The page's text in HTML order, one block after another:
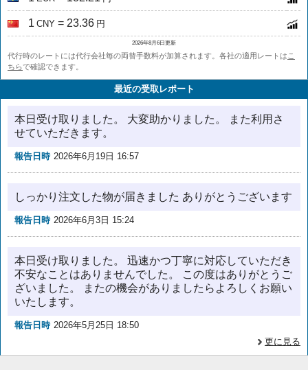
1 CNY = 23.36 円
2026年8月6日更新
代行時のレートには代行会社毎の両替手数料が加算されます。各社の適用レートは こ
ちらで確認できます。
最近の受取レポート
本日受け取りました。 大変助かりました。 また利用さ
せていただきます。
報告日時 2026年6月19日 16:57
しっかり注文した物が届きました ありがとうございます
報告日時 2026年6月3日 15:24
本日受け取りました。 迅速かつ丁寧に対応していただき
不安なことはありませんでした。 この度はありがとうご
ざいました。 またの機会がありましたらよろしくお願い
いたします。
報告日時 2026年5月25日 18:50
更に見る